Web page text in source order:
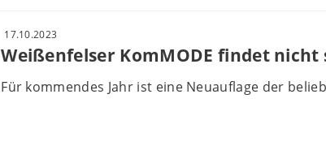
17.10.2023
Weißenfelser KomMODE findet
Für kommendes Jahr ist eine Neuauflage der